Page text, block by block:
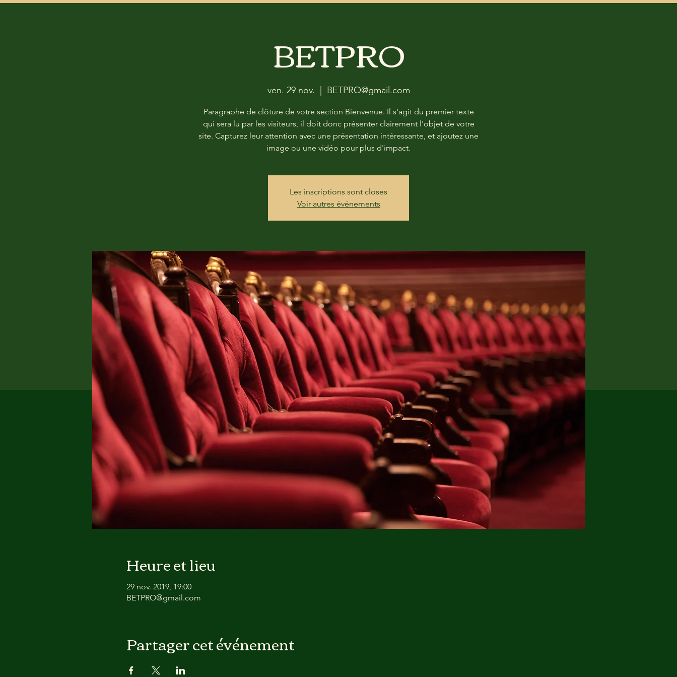
BETPRO
ven. 29 nov. BETPRO@gmail.com
Paragraphe de clôture de votre section Bienvenue. Il s'agit du premier texte
qui sera lu par les visiteurs, il doit donc présenter clairement l'objet de votre
site. Capturez leur attention avec une présentation intéressante, et ajoutez une
image ou une vidéo pour plus d'impact.
Les inscriptions sont closes
Voir autres événements
Heure et lieu
29 nov. 2019, 19:00
BETPRO@gmail.com
Partager cet événement